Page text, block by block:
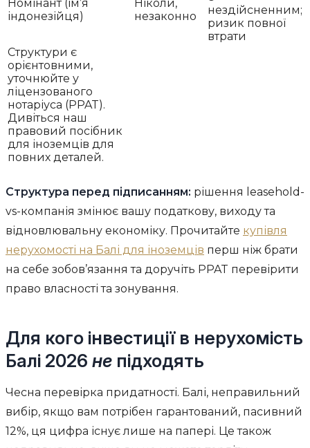
Номінант (ім’я
індонезійця)
Ніколи,
незаконно
нездійсненним;
ризик повної
втрати
Структури є
орієнтовними,
уточнюйте у
ліцензованого
нотаріуса (PPAT).
Дивіться наш
правовий посібник
для іноземців для
повних деталей.
Структура перед підписанням: рішення leasehold-
vs-компанія змінює вашу податкову, виходу та
відновлювальну економіку. Прочитайте купівля
нерухомості на Балі для іноземців перш ніж брати
на себе зобов’язання та доручіть PPAT перевірити
право власності та зонування.
Для кого інвестиції в нерухомість
Балі 2026 не підходять
Чесна перевірка придатності. Балі, неправильний
вибір, якщо вам потрібен гарантований, пасивний
12%, ця цифра існує лише на папері. Це також